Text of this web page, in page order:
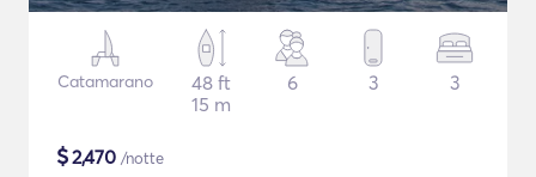
Catamarano
48 ft
15 m
6 3 3
$2,470 /notte